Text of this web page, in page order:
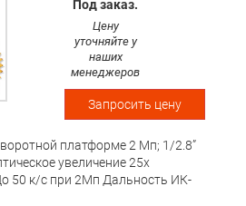
вх.вых : 7/2;
видеовыход; IP68; Рабочая
С; NEMA 4X; умный
защита
платформе 2 Мп; 1/2.8”
увеличение 25x
50 к/с при 2Мп Дальность ИК-
Под заказ.
Цену
уточняйте у
наших
менеджеров
Запросить цену